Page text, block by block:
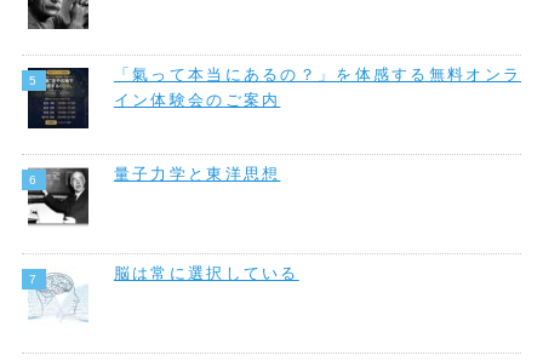
「氣って本当にあるの？」を体感する無料オンラ
イン体験会のご案内
量子力学と東洋思想
脳は常に選択している